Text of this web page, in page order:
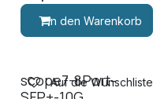
In den Warenkorb
scope7-8Port-
Auf die Wunschliste